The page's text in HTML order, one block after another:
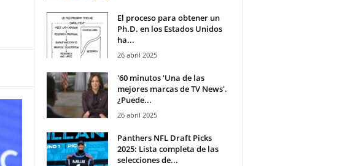
El proceso para obtener un
Ph.D. en los Estados Unidos
ha...
26 abril 2025
'60 minutos 'Una de las
mejores marcas de TV News'.
¿Puede...
26 abril 2025
Panthers NFL Draft Picks
2025: Lista completa de las
selecciones de...